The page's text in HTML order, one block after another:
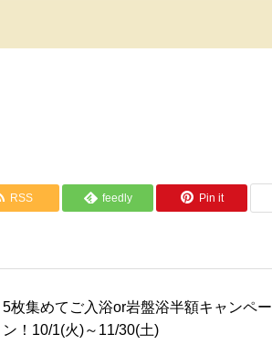
RSS feedly Pin it
5枚集めてご入浴or岩盤浴半額キャンペー
ン！10/1(火)～11/30(土)